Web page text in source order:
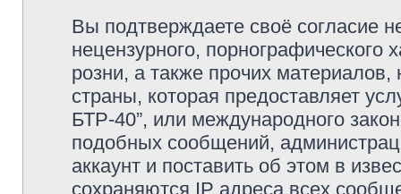
Вы подтверждаете своё согласие
нецензурного, порнографического
розни, а также прочих
страны, которая предоставляет
БТР-40”, или международного
подобных сообщений,
аккаунт и поставить об этом в
сохраняются IP адреса всех